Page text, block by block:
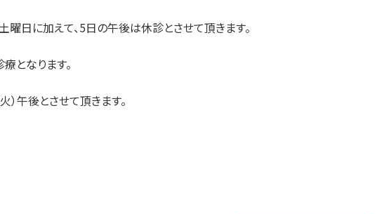
日に加えて、5日の午後は休診とさせて頂きます。
となります。
）午後とさせて頂きます。